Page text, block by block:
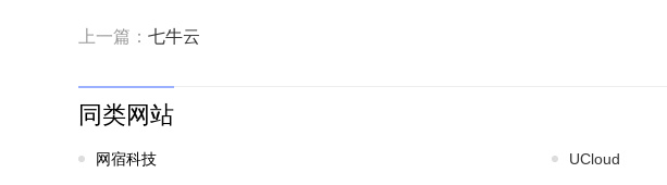
上一篇： 七牛云
同类网站
网宿科技 UCloud